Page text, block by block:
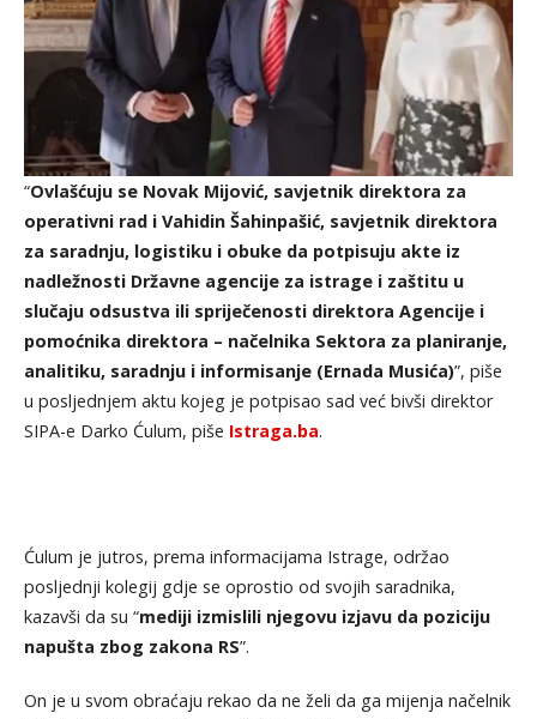
“Ovlašćuju se Novak Mijović, savjetnik direktora za
operativni rad i Vahidin Šahinpašić, savjetnik direktora
za saradnju, logistiku i obuke da potpisuju akte iz
nadležnosti Državne agencije za istrage i zaštitu u
slučaju odsustva ili spriječenosti direktora Agencije i
pomoćnika direktora – načelnika Sektora za planiranje,
analitiku, saradnju i informisanje (Ernada Musića)”, piše
u posljednjem aktu kojeg je potpisao sad već bivši direktor
SIPA-e Darko Ćulum, piše Istraga.ba.
Ćulum je jutros, prema informacijama Istrage, održao
posljednji kolegij gdje se oprostio od svojih saradnika,
kazavši da su “mediji izmislili njegovu izjavu da poziciju
napušta zbog zakona RS”.
On je u svom obraćaju rekao da ne želi da ga mijenja načelnik